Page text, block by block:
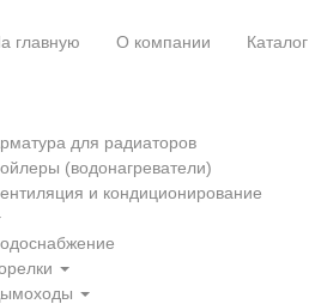
главную О компании Каталог
для радиаторов
(водонагреватели)
и кондиционирование